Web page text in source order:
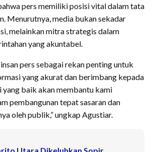
pers memiliki posisi vital dalam tata
Menurutnya, media bukan sekadar
melainkan mitra strategis dalam
yang akuntabel.
pers sebagai rekan penting untuk
yang akurat dan berimbang kepada
yang baik akan membantu kami
pembangunan tepat sasaran dan
oleh publik,” ungkap Agustiar.